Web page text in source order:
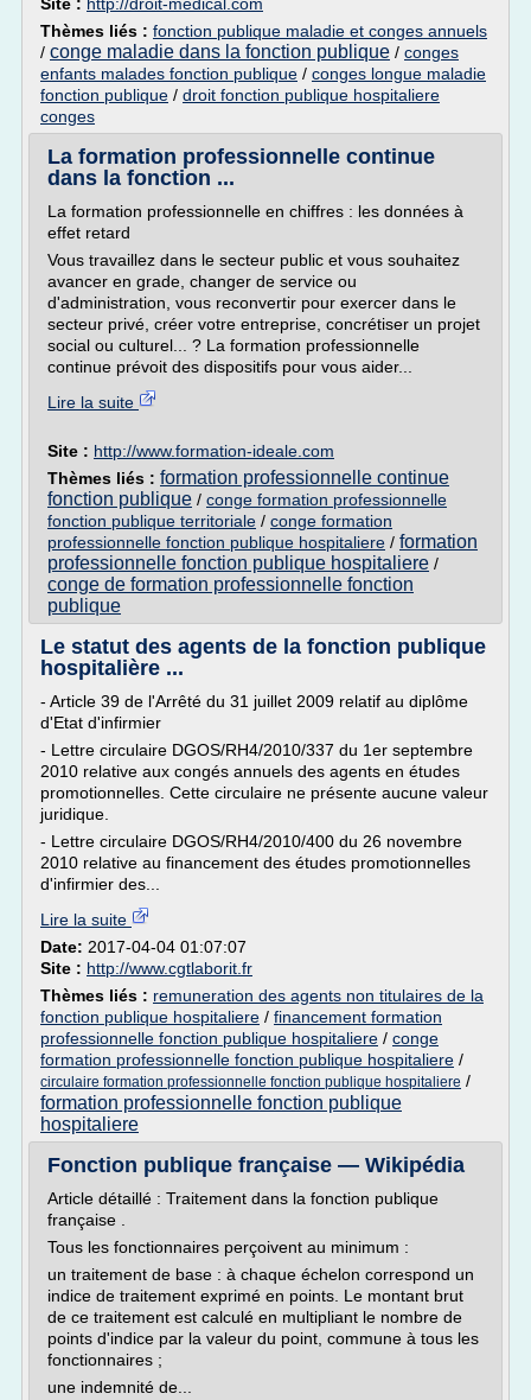
Thèmes liés : fonction publique maladie et conges annuels
/ conge maladie dans la fonction publique / conges
enfants malades fonction publique / conges longue maladie
fonction publique / droit fonction publique hospitaliere
conges
La formation professionnelle continue
dans la fonction ...
La formation professionnelle en chiffres : les données à
effet retard
Vous travaillez dans le secteur public et vous souhaitez
avancer en grade, changer de service ou
d'administration, vous reconvertir pour exercer dans le
secteur privé, créer votre entreprise, concrétiser un projet
social ou culturel... ? La formation professionnelle
continue prévoit des dispositifs pour vous aider...
Lire la suite
Site : http://www.formation-ideale.com
Thèmes liés : formation professionnelle continue
fonction publique / conge formation professionnelle
fonction publique territoriale / conge formation
professionnelle fonction publique hospitaliere / formation
professionnelle fonction publique hospitaliere /
conge de formation professionnelle fonction
publique
Le statut des agents de la fonction publique
hospitalière ...
- Article 39 de l'Arrêté du 31 juillet 2009 relatif au diplôme
d'Etat d'infirmier
- Lettre circulaire DGOS/RH4/2010/337 du 1er septembre
2010 relative aux congés annuels des agents en études
promotionnelles. Cette circulaire ne présente aucune valeur
juridique.
- Lettre circulaire DGOS/RH4/2010/400 du 26 novembre
2010 relative au financement des études promotionnelles
d'infirmier des...
Lire la suite
Date: 2017-04-04 01:07:07
Site : http://www.cgtlaborit.fr
Thèmes liés : remuneration des agents non titulaires de la
fonction publique hospitaliere / financement formation
professionnelle fonction publique hospitaliere / conge
formation professionnelle fonction publique hospitaliere /
circulaire formation professionnelle fonction publique hospitaliere /
formation professionnelle fonction publique
hospitaliere
Fonction publique française — Wikipédia
Article détaillé : Traitement dans la fonction publique
française .
Tous les fonctionnaires perçoivent au minimum :
un traitement de base : à chaque échelon correspond un
indice de traitement exprimé en points. Le montant brut
de ce traitement est calculé en multipliant le nombre de
points d'indice par la valeur du point, commune à tous les
fonctionnaires ;
une indemnité de...